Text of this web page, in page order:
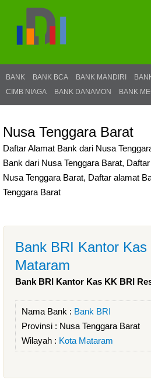
BANK BANK BCA BANK MANDIRI
CIMB NIAGA
BANK DANAMON BANK
Nusa Tenggara Barat
Daftar Alamat Bank dari Nusa
Bank dari Nusa Tenggara Barat,
Nusa Tenggara Barat, Daftar alamat
Tenggara Barat
Bank BRI Kantor
Mataram
Bank BRI Kantor Kas KK BRI
Nama Bank : Bank BRI
Provinsi : Nusa Tenggara Barat
Wilayah : Kota Mataram